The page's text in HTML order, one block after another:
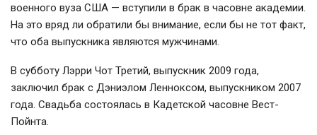
военного вуза США — вступили в брак в часовне академии.
На это вряд ли обратили бы внимание, если бы не тот факт,
что оба выпускника являются мужчинами.
В субботу Лэрри Чот Третий, выпускник 2009 года,
заключил брак с Дэниэлом Ленноксом, выпускником 2007
года. Свадьба состоялась в Кадетской часовне Вест-
Пойнта.